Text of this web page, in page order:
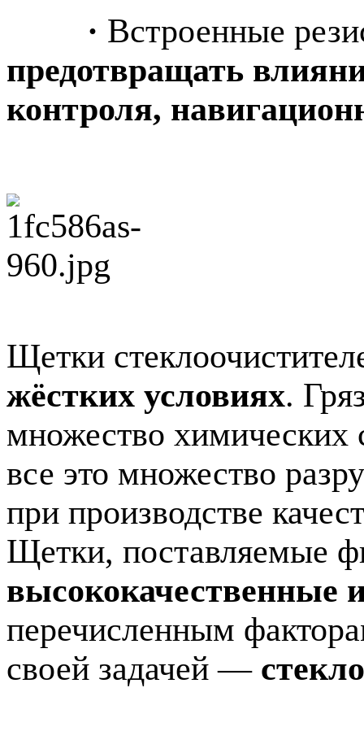
· Встроенные
предотвращать
контроля,
Щетки
жёстких условиях.
множество химических
все это множество
при производстве
Щетки, поставляемые
высококачественные
перечисленным
своей задачей —